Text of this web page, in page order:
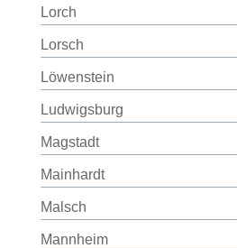
Lorch
Lorsch
Löwenstein
Ludwigsburg
Magstadt
Mainhardt
Malsch
Mannheim